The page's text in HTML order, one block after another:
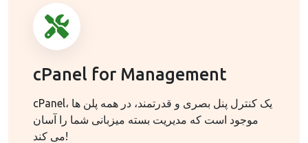
cPanel for Management
cPanel، یک کنترل پنل بصری و قدرتمند، در همه پلن ها
موجود است که مدیریت بسته میزبانی شما را آسان
می کند!